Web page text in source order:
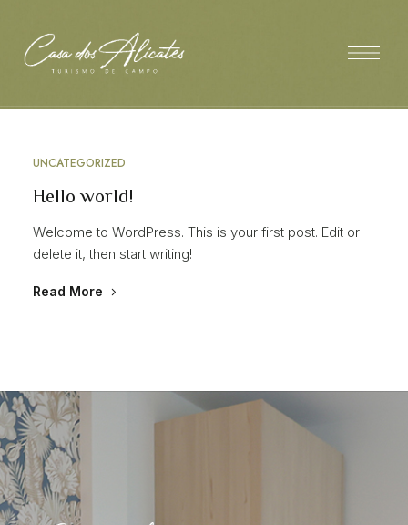
UNCATEGORIZED
Hello world!
Welcome to WordPress. This is your first post. Edit or
delete it, then start writing!
Read More